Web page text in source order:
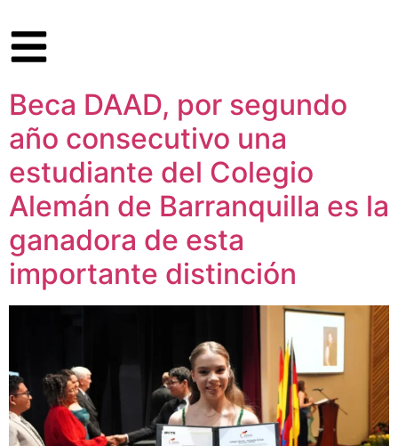
Beca DAAD, por segundo
año consecutivo una
estudiante del Colegio
Alemán de Barranquilla es la
ganadora de esta
importante distinción​